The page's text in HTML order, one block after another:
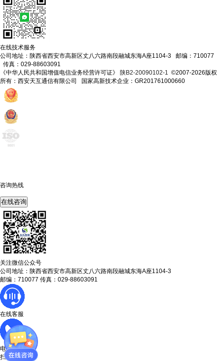
在线技术服务
公司地址：陕西省西安市高新区丈八六路南段融城东海A座1104-3 邮编：710077
传真：029-88603091
《中华人民共和国增值电信业务经营许可证》 陕B2-20090102-1 ©2007-2026版权
所有：西安天互通信有限公司 国家高新技术企业：GR201761000660
咨询热线
在线咨询
关注微信公众号
公司地址：陕西省西安市高新区丈八六路南段融城东海A座1104-3
邮编：710077 传真：029-88603091
在线客服
电话咨询
扫码咨询